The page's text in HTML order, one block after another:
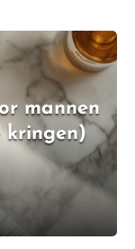
mannen
kringen)